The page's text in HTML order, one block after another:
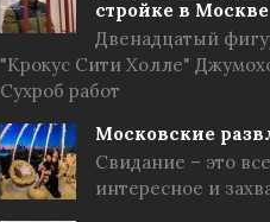
стройке в Москве
Двенадцатый
"Крокус Сити Холле"
Сухроб работ
Московские
Свидание – это
интересное и